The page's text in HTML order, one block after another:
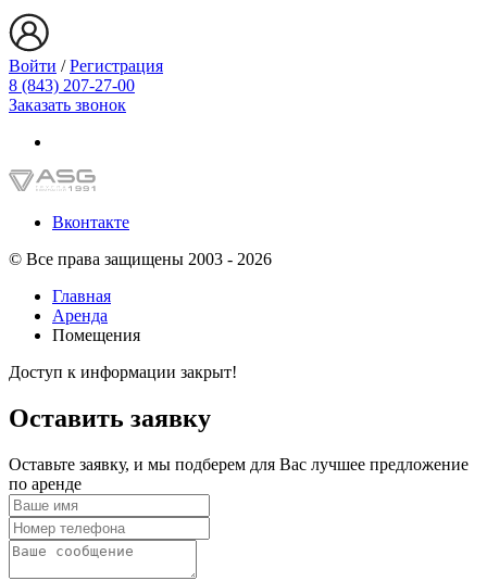
Войти /Регистрация
8 (843) 207-27-00
Заказать звонок
Вконтакте
© Все права защищены 2003 - 2026
Главная
Аренда
Помещения
Доступ к информации закрыт!
Оставить заявку
Оставьте заявку, и мы подберем для Вас лучшее предложение
по аренде